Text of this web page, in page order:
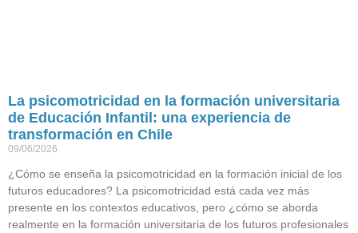
La psicomotricidad en la formación universitaria
de Educación Infantil: una experiencia de
transformación en Chile
09/06/2026
¿Cómo se enseña la psicomotricidad en la formación inicial de los
futuros educadores? La psicomotricidad está cada vez más
presente en los contextos educativos, pero ¿cómo se aborda
realmente en la formación universitaria de los futuros profesionales